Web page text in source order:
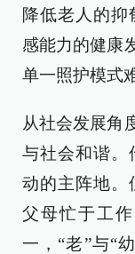
降低老人的抑
感能力的健康
单一照护模式
从社会发展角
与社会和谐。
动的主阵地。
父母忙于工
一，“老”与“